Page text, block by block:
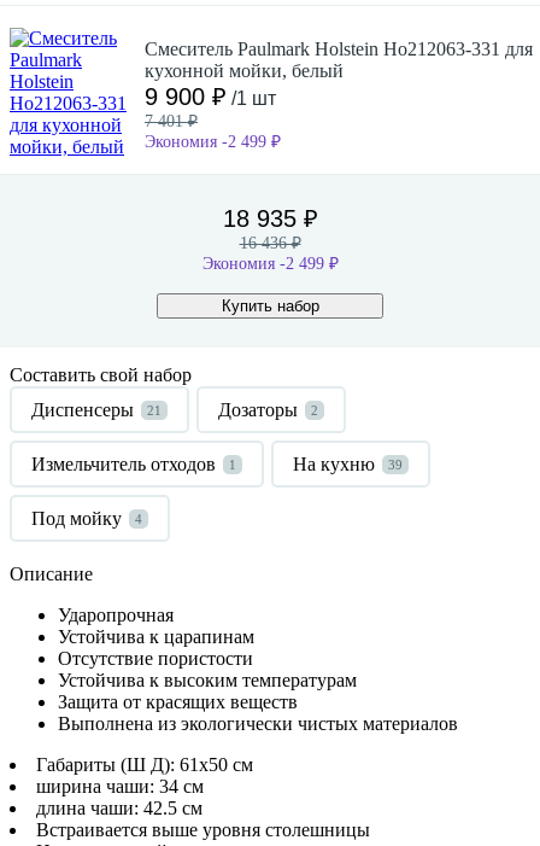
Смеситель Paulmark Holstein Ho212063-331 для
кухонной мойки, белый
9 900 ₽ /1 шт
7 401 ₽
Экономия -2 499 ₽
18 935 ₽
16 436 ₽
Экономия -2 499 ₽
Купить набор
Составить свой набор
Диспенсеры
21 Дозаторы 2
Измельчитель отходов 1 На кухню 39
Под мойку 4
Описание
Ударопрочная
Устойчива к царапинам
Отсутствие пористости
Устойчива к высоким температурам
Защита от красящих веществ
Выполнена из экологически чистых материалов
Габариты (Ш Д): 61x50 см
ширина чаши: 34 см
длина чаши: 42.5 см
Встраивается выше уровня столешницы